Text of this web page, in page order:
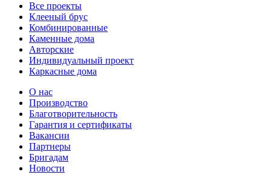
Все проекты
Клееный брус
Комбинированные
Каменные дома
Авторские
Индивидуальный проект
Каркасные дома
О нас
Производство
Благотворительность
Гарантия и сертификаты
Вакансии
Партнеры
Бригадам
Новости